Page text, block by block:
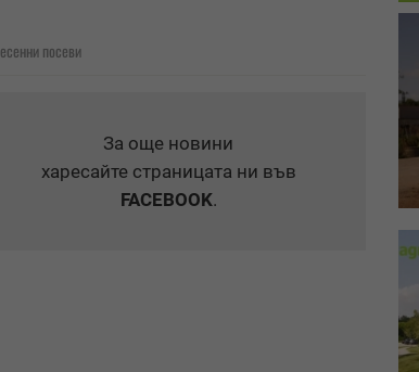
есенни посеви
За още новини
харесайте страницата ни във
FACEBOOK.